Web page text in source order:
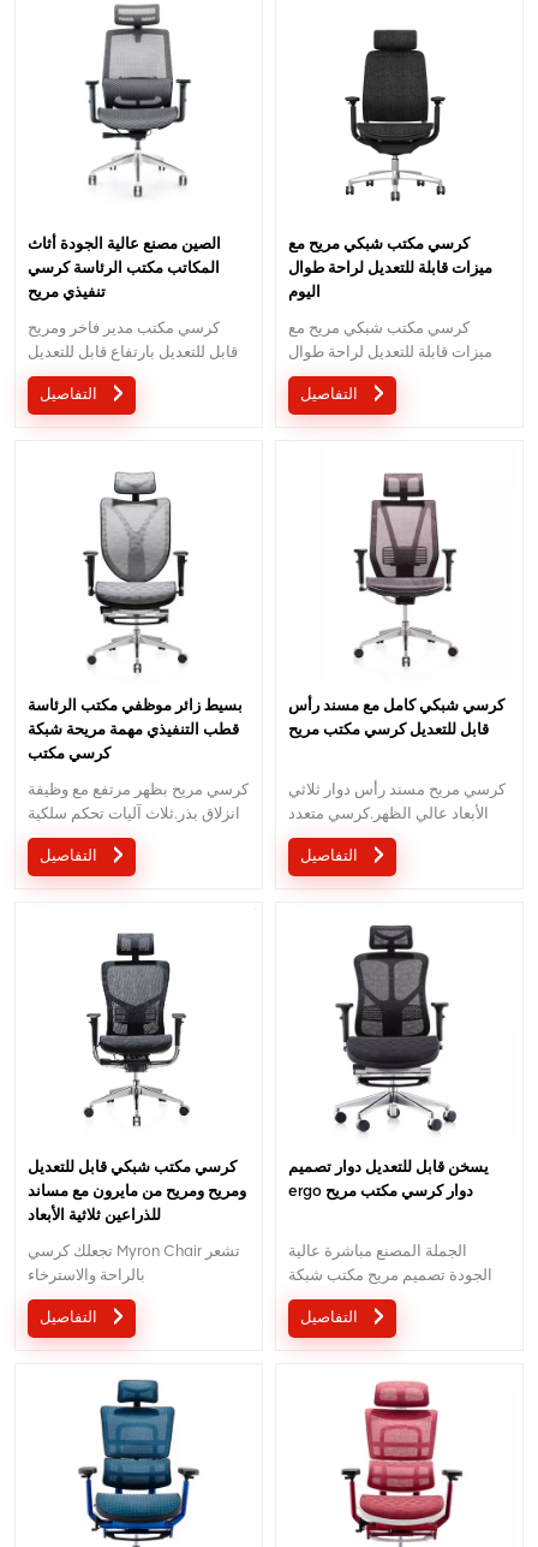
الصين مصنع عالية الجودة أثاث
المكاتب مكتب الرئاسة كرسي
تنفيذي مريح
كرسي مكتب مدير فاخر ومريح
قابل للتعديل بارتفاع قابل للتعديل
كرسي Ergoonmic شبكي كامل
للرئيس كرسي Ergoonmic مع
في شبكة كاملة.موك هو قطعة
واحدة ويمكننا تقديم خدمة OEM أو
ODM كما تريد.
كرسي مكتب شبكي مريح مع
ميزات قابلة للتعديل لراحة طوال
اليوم
كرسي مكتب شبكي مريح مع
ميزات قابلة للتعديل لراحة طوال
اليوم
بسيط زائر موظفي مكتب الرئاسة
قطب التنفيذي مهمة مريحة شبكة
كرسي مكتب
كرسي مريح بظهر مرتفع مع وظيفة
انزلاق بذر.ثلاث آليات تحكم سلكية
كرسي شبكي كامل مع مسند رأس
قابل للتعديل كرسي مكتب مريح
كرسي مريح مسند رأس دوار ثلاثي
الأبعاد عالي الظهر.كرسي متعدد
الوظائف مع مسند رأس ثلاثي
كرسي مكتب شبكي قابل للتعديل
ومريح ومريح من مايرون مع مساند
للذراعين ثلاثية الأبعاد
تجعلك كرسي Myron Chair تشعر
بالراحة والاسترخاء
يسخن قابل للتعديل دوار تصميم
ergo دوار كرسي مكتب مريح
الجملة المصنع مباشرة عالية
الجودة تصميم مريح مكتب شبكة
كرسي موك هو قطعة واحدة ، كمية
كبيرة مع خصم كبير.الخدمة